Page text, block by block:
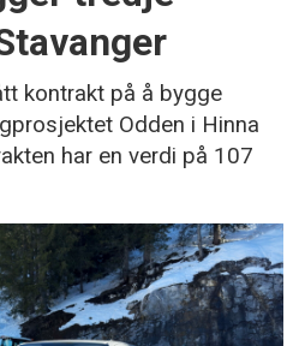
kontrakt på å bygge
Odden i Hinna
har en verdi på 107